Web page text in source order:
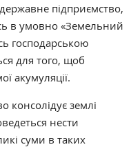
підприємство,
в умовно «Земельний
господарською
для того, щоб
акумуляції.
консолідує землі
нести
суми в таких